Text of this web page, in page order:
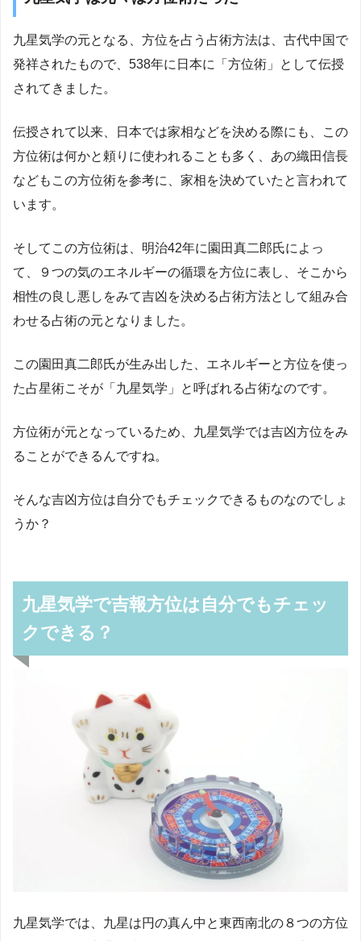
九星気学の元となる、方位を占う占術方法は、古代中国で
発祥されたもので、538年に日本に「方位術」として伝授
されてきました。
伝授されて以来、日本では家相などを決める際にも、この
方位術は何かと頼りに使われることも多く、あの織田信長
などもこの方位術を参考に、家相を決めていたと言われて
います。
そしてこの方位術は、明治42年に園田真二郎氏によっ
て、９つの気のエネルギーの循環を方位に表し、そこから
相性の良し悪しをみて吉凶を決める占術方法として組み合
わせる占術の元となりました。
この園田真二郎氏が生み出した、エネルギーと方位を使っ
た占星術こそが「九星気学」と呼ばれる占術なのです。
方位術が元となっているため、九星気学では吉凶方位をみ
ることができるんですね。
そんな吉凶方位は自分でもチェックできるものなのでしょ
うか？
九星気学で吉報方位は自分でもチェッ
クできる？
九星気学では、九星は円の真ん中と東西南北の８つの方位